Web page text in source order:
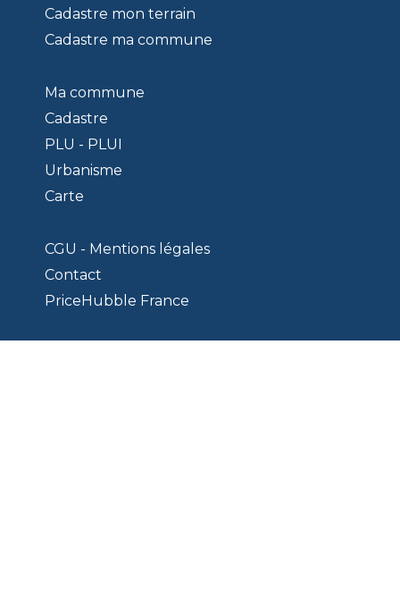
Cadastre mon terrain
Cadastre ma commune
Ma commune
Cadastre
PLU - PLUI
Urbanisme
Carte
CGU - Mentions légales
Contact
PriceHubble France